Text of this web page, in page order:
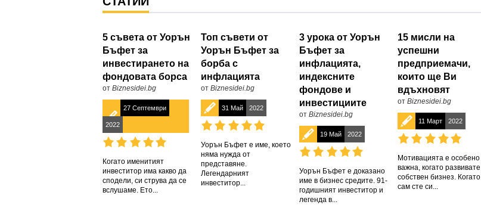
5 съвета от Уорън
Бъфет за
инвестирането на
фондовата борса
от Biznesidei.bg
27 Септември
2022
Когато именитият
инвеститор има какво да
сподели, си струва да се
вслушаме. Ето...
Топ съвети от
Уорън Бъфет за
борба с
инфлацията
от Biznesidei.bg
31 Май 2022
Уорън Бъфет е име, което
няма нужда от
представяне.
Легендарният
инвеститор...
3 урока от Уорън
Бъфет за
инфлацията,
индексните
фондове и
инвестициите
от Biznesidei.bg
19 Май 2022
Уорън Бъфет е доказано
име в бизнес средите. 91-
годишният инвеститор и
легенда в...
15 мисли на
успешни
предприемачи,
които ще Ви
вдъхновят
от Biznesidei.bg
11 Март 2022
Мотивацията е особено
важна, когато развивате
собствен бизнез. Когато
сам сте си...